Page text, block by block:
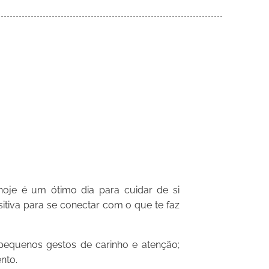
é um ótimo dia para cuidar de si
para se conectar com o que te faz
gestos de carinho e atenção;